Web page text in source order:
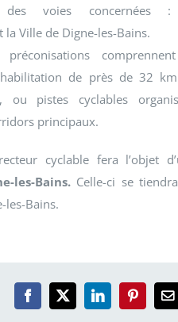
des voies concernées
la Ville de Digne-les-Bains.
de près de 32
ou pistes cyclables
principaux.
cyclable fera l’objet
les-Bains. Celle-ci se
les-Bains.
Facebook
X LinkedInPinterest